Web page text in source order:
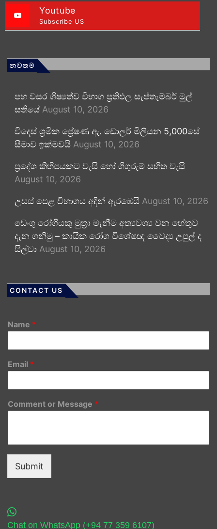
Youtube
Subscribe US
නවතම
පහ වසර ශිෂ්‍යත්ව විභාග ප්‍රතිඵල සැප්තැම්බර් මුල්
සතියේ August 10, 2026
විදෙස් ශ්‍රමික ප්‍රේෂණ ඇ. ඩොලර් මිලියන 5,000සේ
සීමාව ඉක්මවයි August 10, 2026
ප්‍රදේශ කිහිපයකට වැසි හෝ ගිගුරුම් සහිත වැසි
August 10, 2026
උසස් පෙළ විභාගය අදින් ඇරඹෙයි August 10, 2026
ඩෙංගු රෝගියකු ⁣මුත්‍රා මැනීම අත්‍යවශ්‍ය වන හේතුව
දැන ගනිමු – කායික රෝග විශේෂඥ වෛද්‍ය උපුල් ද
සිල්වා August 10, 2026
CONTACT US
Name *
Email *
Comment or Message *
Submit
Chat on WhatsApp (+94 77 359 6107)